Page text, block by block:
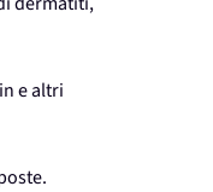
e altri